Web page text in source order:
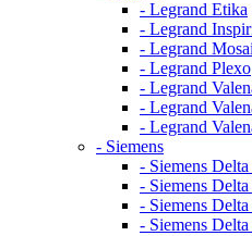
- Legrand Etika
- Legrand
- Legrand
- Legrand Plexo
- Legrand
- Legrand
- Legrand
- Siemens
- Siemens
- Siemens
- Siemens
- Siemens